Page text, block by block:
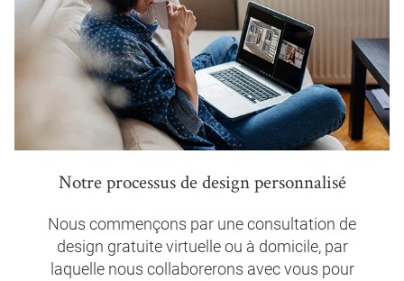
Notre processus de design personnalisé
Nous commençons par une consultation de
design gratuite virtuelle ou à domicile, par
laquelle nous collaborerons avec vous pour